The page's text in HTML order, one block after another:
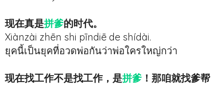
现在真是拼爹的时代。
Xiànzài zhēn shi pīndiē de shídài.
ยุคนี้เป็นยุคที่อวดพ่อกันว่าพ่อใครใหญ่กว่า
现在找工作不是找工作，是拼爹 ！那咱就找爹帮